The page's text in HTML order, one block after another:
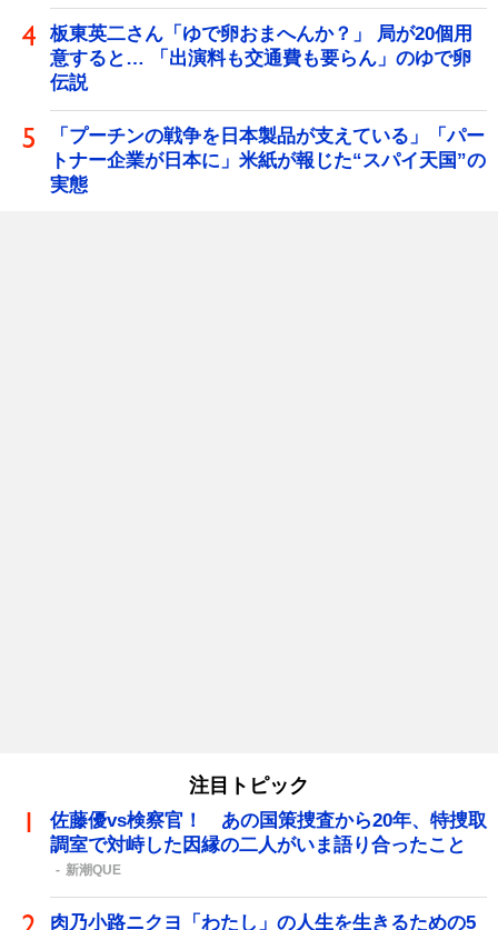
板東英二さん「ゆで卵おまへんか？」 局が20個用
意すると… 「出演料も交通費も要らん」のゆで卵
伝説
「プーチンの戦争を日本製品が支えている」「パー
トナー企業が日本に」米紙が報じた“スパイ天国”の
実態
注目トピック
佐藤優vs検察官！ あの国策捜査から20年、特捜取
調室で対峙した因縁の二人がいま語り合ったこと
新潮QUE
肉乃小路ニクヨ「わたし」の人生を生きるための5